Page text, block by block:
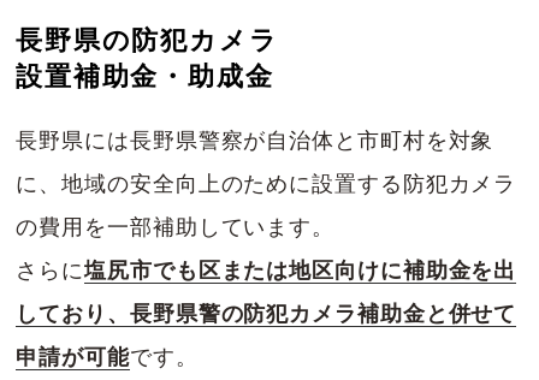
長野県の防犯カメラ
設置補助金・助成金
長野県には長野県警察が自治体と市町村を対象
に、地域の安全向上のために設置する防犯カメラ
の費用を一部補助しています。
さらに塩尻市でも区または地区向けに補助金を出
しており、長野県警の防犯カメラ補助金と併せて
申請が可能です。